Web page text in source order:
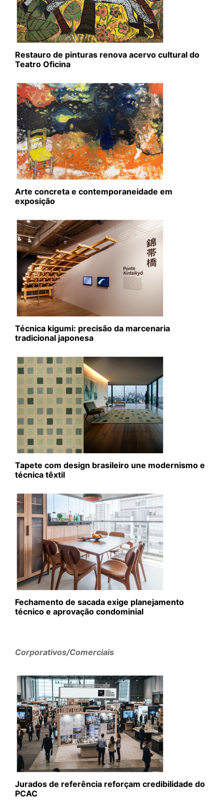
Restauro de pinturas renova acervo cultural do
Teatro Oficina
Arte concreta e contemporaneidade em
exposição
Técnica kigumi: precisão da marcenaria
tradicional japonesa
Tapete com design brasileiro une modernismo e
técnica têxtil
Fechamento de sacada exige planejamento
técnico e aprovação condominial
Corporativos/Comerciais
Jurados de referência reforçam credibilidade do
PCAC